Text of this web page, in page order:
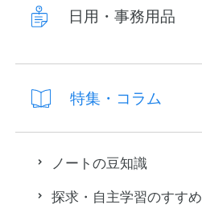
日用・事務用品
特集・コラム
ノートの豆知識
探求・自主学習のすすめ